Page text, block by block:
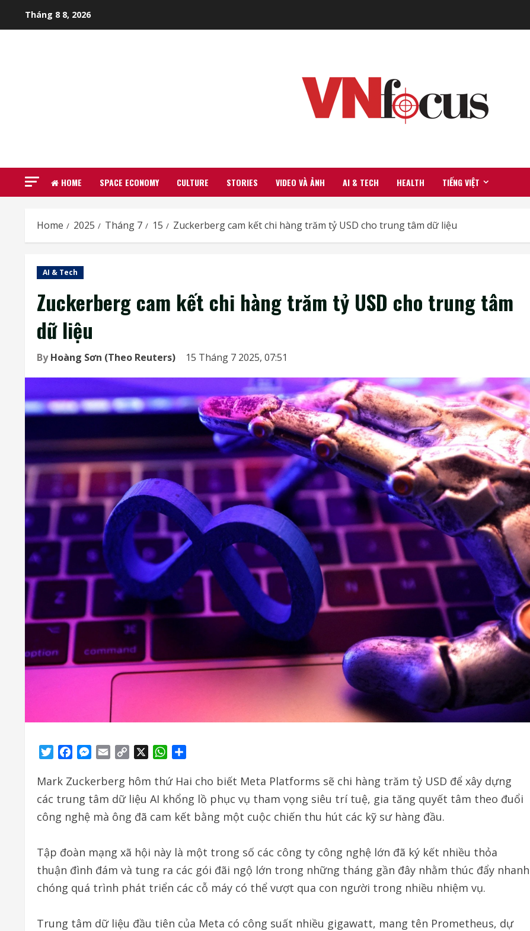
Tháng 8 8, 2026
HOME SPACE ECONOMY CULTURE STORIES VIDEO VÀ ẢNH AI & TECH HEALTH TIẾNG VIỆT
Home 2025 Tháng 7 15 Zuckerberg cam kết chi hàng trăm tỷ USD cho trung tâm dữ liệu
AI & Tech
Zuckerberg cam kết chi hàng trăm tỷ USD cho trung tâm
dữ liệu
ByHoàng Sơn (Theo Reuters) 15 Tháng 7 2025, 07:51
TwitterFacebookMessenger
Email
Copy
WhatsApp
Mark Zuckerberg hôm thứ Hai cho biết Meta Platforms sẽ chi hàng trăm tỷ USD để xây dựng
các trung tâm dữ liệu AI khổng lồ phục vụ tham vọng siêu trí tuệ, gia tăng quyết tâm theo đuổi
công nghệ mà ông đã cam kết bằng một cuộc chiến thu hút các kỹ sư hàng đầu.
Tập đoàn mạng xã hội này là một trong số các công ty công nghệ lớn đã ký kết nhiều thỏa
thuận đình đám và tung ra các gói đãi ngộ lớn trong những tháng gần đây nhằm thúc đẩy nhanh
chóng quá trình phát triển các cỗ máy có thể vượt qua con người trong nhiều nhiệm vụ.
Trung tâm dữ liệu đầu tiên của Meta có công suất nhiều gigawatt, mang tên Prometheus, dự